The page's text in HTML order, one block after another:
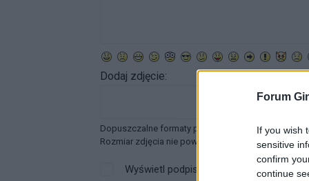
Forum
If you wish
sensitive
confirm
continue
Dodaj zdjęcie:
Dopuszczalne formaty pliku graficznego: jpg, jpeg ,
Rozmiar zdjęcia nie powinien przekraczać 0.6MB.
Wyświetl podpis